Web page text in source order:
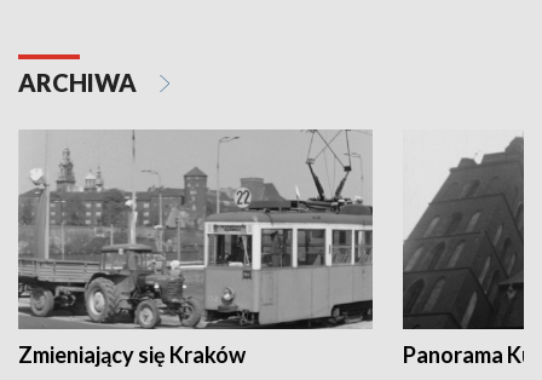
ARCHIWA
Zmieniający się Kraków Panorama